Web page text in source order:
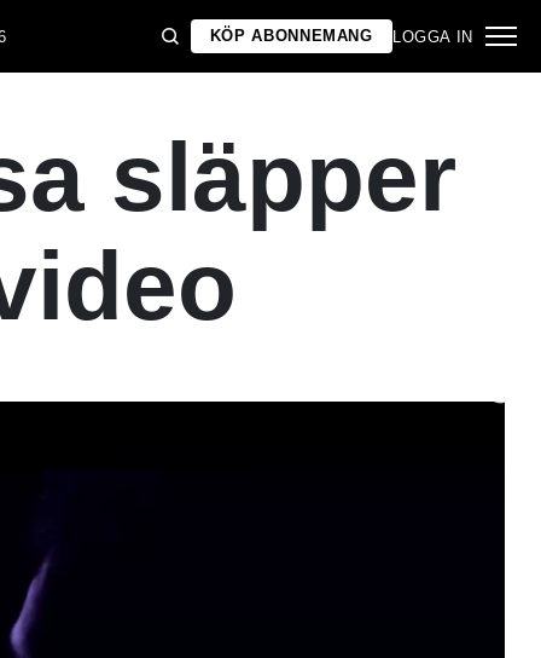
KÖP ABONNEMANG LOGGA IN
släpper